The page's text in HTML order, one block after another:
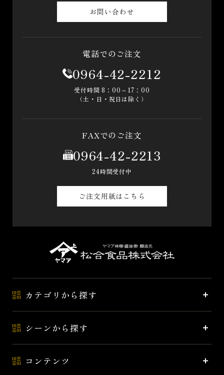
お問い合わせ
電話でのご注文
0964-42-2212
受付時間 8：00～17：00
（土・日・祝日は除く）
FAXでのご注文
0964-42-2213
24時間受付中
ご注文用紙はこちら
カテゴリから探す
シーンから探す
コンテンツ